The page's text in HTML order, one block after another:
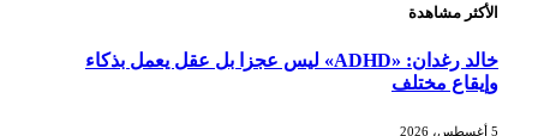
الأكثر مشاهدة
خالد رغدان: «ADHD» ليس عجزا بل عقل يعمل بذكاء
وإيقاع مختلف